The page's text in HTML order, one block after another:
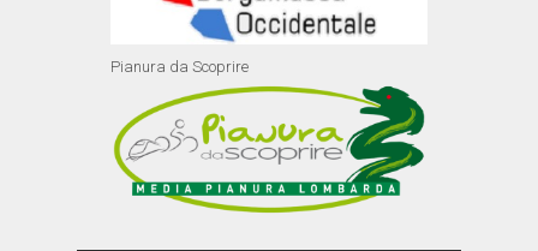
Pianura da Scoprire